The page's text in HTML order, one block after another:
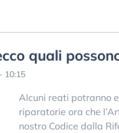
quali
10:15
Alcuni reati potranno
riparatorie ora che
nostro Codice dalla